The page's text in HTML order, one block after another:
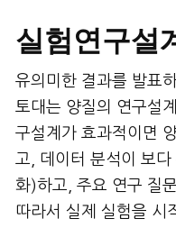
실험연구설
유의미한 결과를 발표
토대는 양질의 연구설
구설계가 효과적이면
고, 데이터 분석이 보
화)하고, 주요 연구 질
따라서 실제 실험을 시